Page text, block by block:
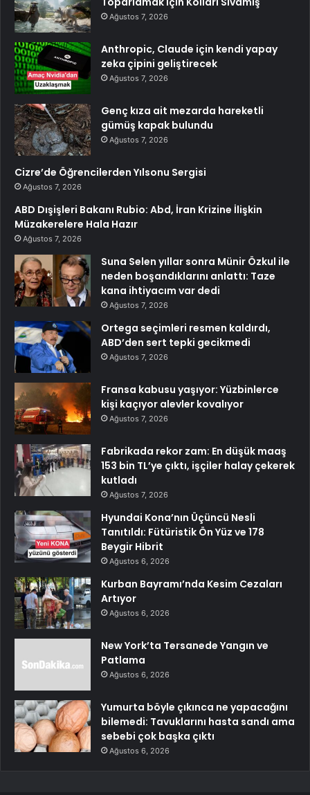
Ağustos 7, 2026
Anthropic, Claude için kendi yapay
zeka çipini geliştirecek
Ağustos 7, 2026
Genç kıza ait mezarda hareketli
gümüş kapak bulundu
Ağustos 7, 2026
Cizre’de Öğrencilerden Yılsonu Sergisi
Ağustos 7, 2026
ABD Dışişleri Bakanı Rubio: Abd, İran Krizine İlişkin
Müzakerelere Hala Hazır
Ağustos 7, 2026
Suna Selen yıllar sonra Münir Özkul ile
neden boşandıklarını anlattı: Taze
kana ihtiyacım var dedi
Ağustos 7, 2026
Ortega seçimleri resmen kaldırdı,
ABD’den sert tepki gecikmedi
Ağustos 7, 2026
Fransa kabusu yaşıyor: Yüzbinlerce
kişi kaçıyor alevler kovalıyor
Ağustos 7, 2026
Fabrikada rekor zam: En düşük maaş
153 bin TL’ye çıktı, işçiler halay çekerek
kutladı
Ağustos 7, 2026
Hyundai Kona’nın Üçüncü Nesli
Tanıtıldı: Fütüristik Ön Yüz ve 178
Beygir Hibrit
Ağustos 6, 2026
Kurban Bayramı’nda Kesim Cezaları
Artıyor
Ağustos 6, 2026
New York’ta Tersanede Yangın ve
Patlama
Ağustos 6, 2026
Yumurta böyle çıkınca ne yapacağını
bilemedi: Tavuklarını hasta sandı ama
sebebi çok başka çıktı
Ağustos 6, 2026